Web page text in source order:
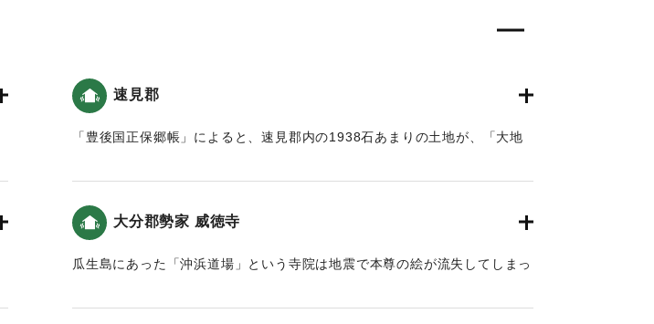
速見郡
「豊後国正保郷帳」によると、速見郡内の1938石あまりの土地が、「大地
大分郡勢家 威徳寺
瓜生島にあった「沖浜道場」という寺院は地震で本尊の絵が流失してしまっ
仏崎）というというので捜してみたら果たしてあった。そこで沖の浜に道場